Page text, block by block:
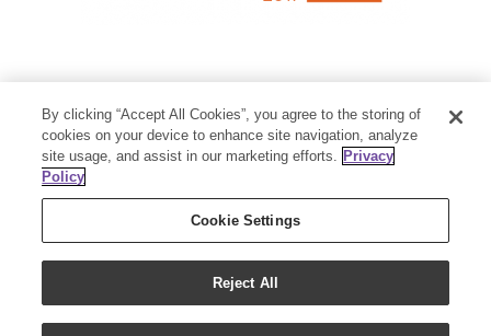
Member Services:
1-800-371-3515
Thanksgiving Point Business Park
3125 Executive Parkway
Lehi, UT 84043
By clicking “Accept All Cookies”, you agree to the storing of
cookies on your device to enhance site navigation, analyze
site usage, and assist in our marketing efforts. Privacy
Policy
Cookie Settings
Reject All